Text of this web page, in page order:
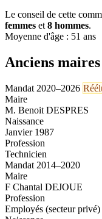
Le conseil de cette
femmes et 8 hommes.
Moyenne d'âge : 51 ans
Anciens
Mandat 2020–2026
Maire
M. Benoit DESPRES
Naissance
Janvier 1987
Profession
Technicien
Mandat 2014–2020
Maire
F Chantal DEJOUE
Profession
Employés (secteur privé)